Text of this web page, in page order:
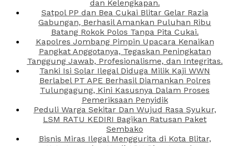
dan Kelengkapan.
Satpol PP dan Bea Cukai Blitar Gelar Razia
Gabungan, Berhasil Amankan Puluhan Ribu
Batang Rokok Polos Tanpa Pita Cukai.
Kapolres Jombang Pimpin Upacara Kenaikan
Pangkat Anggotanya, Tegaskan Peningkatan
Tanggung Jawab, Profesionalisme, dan Integritas.
Tanki Isi Solar Ilegal Diduga Milik Kaji WWN
Berlabel PT APE Berhasil Diamankan Polres
Tulungagung, Kini Kasusnya Dalam Proses
Pemeriksaan Penyidik
Peduli Warga Sekitar Dan Wujud Rasa Syukur,
LSM RATU KEDIRI Bagikan Ratusan Paket
Sembako
Bisnis Miras Ilegal Menggurita di Kota Blitar,